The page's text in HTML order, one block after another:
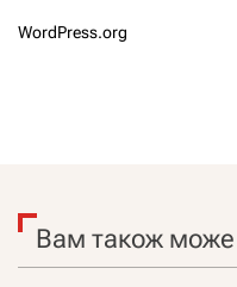
WordPress.org
Вам також може